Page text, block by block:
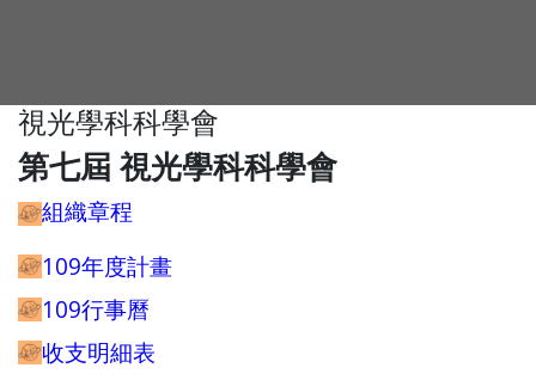
視光學科科學會
第七屆 視光學科科學會
組織章程
109年度計畫
109行事曆
收支明細表